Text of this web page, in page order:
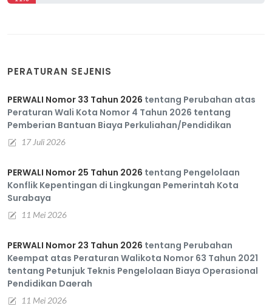
PERATURAN SEJENIS
PERWALI Nomor 33 Tahun 2026 tentang Perubahan atas
Peraturan Wali Kota Nomor 4 Tahun 2026 tentang
Pemberian Bantuan Biaya Perkuliahan/Pendidikan
17 Juli 2026
PERWALI Nomor 25 Tahun 2026 tentang Pengelolaan
Konflik Kepentingan di Lingkungan Pemerintah Kota
Surabaya
11 Mei 2026
PERWALI Nomor 23 Tahun 2026 tentang Perubahan
Keempat atas Peraturan Walikota Nomor 63 Tahun 2021
tentang Petunjuk Teknis Pengelolaan Biaya Operasional
Pendidikan Daerah
11 Mei 2026